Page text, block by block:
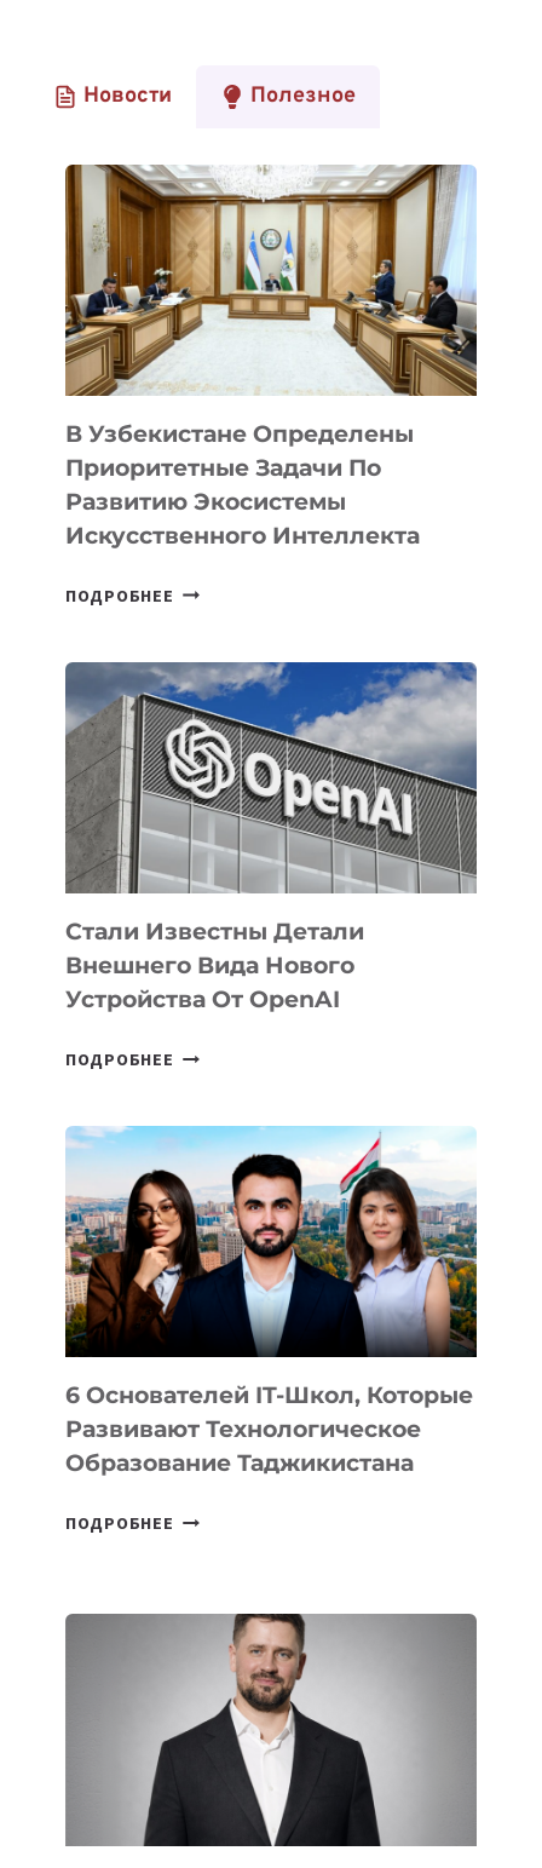
Новости Полезное
В Узбекистане Определены
Приоритетные Задачи По
Развитию Экосистемы
Искусственного Интеллекта
ПОДРОБНЕЕ В
ПРИОРИТЕТНЫЕ
ЗАДАЧИ
ПО
РАЗВИТИЮ
ЭКОСИСТЕМЫ
ИСКУССТВЕННОГО
ИНТЕЛЛЕКТА
Стали Известны Детали
Внешнего Вида Нового
Устройства От OpenAI
ПОДРОБНЕЕ СТАЛИ
ВНЕШНЕГО
ВИДА
НОВОГО
УСТРОЙСТВА
ОТ
OPENAI
6 Основателей IT-Школ, Которые
Развивают Технологическое
Образование Таджикистана
ПОДРОБНЕЕ
КОТОРЫЕ
РАЗВИВАЮТ
ТЕХНОЛОГИЧЕСКОЕ
ОБРАЗОВАНИЕ
ТАДЖИКИСТАНА